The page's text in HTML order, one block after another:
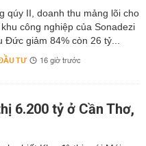
qúy II, doanh thu mảng lõi cho
công nghiệp của Sonadezi
Đức giảm 84% còn 26 tỷ...
TƯ 16 giờ trước
6.200 tỷ ở Cần Thơ,